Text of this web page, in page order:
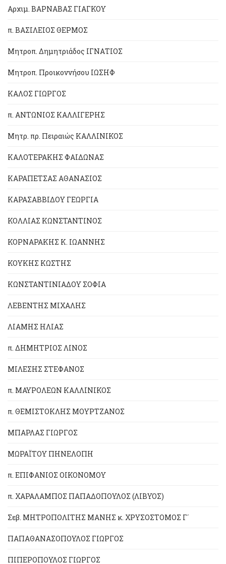
Αρχιμ. ΒΑΡΝΑΒΑΣ ΓΙΑΓΚΟΥ
π. ΒΑΣΙΛΕΙΟΣ ΘΕΡΜΟΣ
Μητροπ. Δημητριάδος ΙΓΝΑΤΙΟΣ
Μητροπ. Προικοννήσου ΙΩΣΗΦ
ΚΑΛΟΣ ΓΙΩΡΓΟΣ
π. ΑΝΤΩΝΙΟΣ ΚΑΛΛΙΓΕΡΗΣ
Μητρ. πρ. Πειραιώς ΚΑΛΛΙΝΙΚΟΣ
ΚΑΛΟΤΕΡΑΚΗΣ ΦΑΙΔΩΝΑΣ
ΚΑΡΑΠΕΤΣΑΣ ΑΘΑΝΑΣΙΟΣ
ΚΑΡΑΣΑΒΒΙΔΟΥ ΓΕΩΡΓΙΑ
ΚΟΛΛΙΑΣ ΚΩΝΣΤΑΝΤΙΝΟΣ
ΚΟΡΝΑΡΑΚΗΣ Κ. ΙΩΑΝΝΗΣ
ΚΟΥΚΗΣ ΚΩΣΤΗΣ
ΚΩΝΣΤΑΝΤΙΝΙΑΔΟΥ ΣΟΦΙΑ
ΛΕΒΕΝΤΗΣ ΜΙΧΑΛΗΣ
ΛΙΑΜΗΣ ΗΛΙΑΣ
π. ΔΗΜΗΤΡΙΟΣ ΛΙΝΟΣ
ΜΙΛΕΣΗΣ ΣΤΕΦΑΝΟΣ
π. ΜΑΥΡΟΛΕΩΝ ΚΑΛΛΙΝΙΚΟΣ
π. ΘΕΜΙΣΤΟΚΛΗΣ ΜΟΥΡΤΖΑΝΟΣ
ΜΠΑΡΛΑΣ ΓΙΩΡΓΟΣ
ΜΩΡΑΪΤΟΥ ΠΗΝΕΛΟΠΗ
π. ΕΠΙΦΑΝΙΟΣ ΟΙΚΟΝΟΜΟΥ
π. ΧΑΡΑΛΑΜΠΟΣ ΠΑΠΑΔΟΠΟΥΛΟΣ (ΛΙΒΥΟΣ)
Σεβ. ΜΗΤΡΟΠΟΛΙΤΗΣ ΜΑΝΗΣ κ. ΧΡΥΣΟΣΤΟΜΟΣ Γ´
ΠΑΠΑΘΑΝΑΣΟΠΟΥΛΟΣ ΓΙΩΡΓΟΣ
ΠΙΠΕΡΟΠΟΥΛΟΣ ΓΙΩΡΓΟΣ